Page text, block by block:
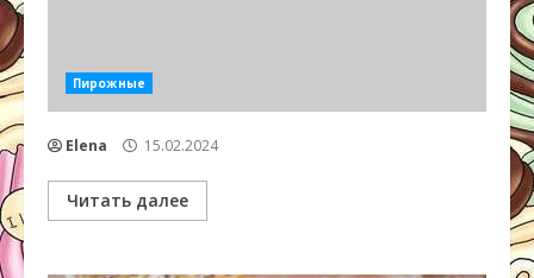
Пирожные
Elena 15.02.2024
Читать далее